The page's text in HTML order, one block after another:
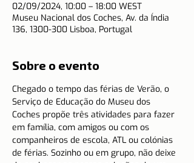
02/09/2024, 10:00 – 18:00 WEST
Museu Nacional dos Coches, Av. da Índia
136, 1300-300 Lisboa, Portugal
Sobre o evento
Chegado o tempo das férias de Verão, o
Serviço de Educação do Museu dos
Coches propõe três atividades para fazer
em família, com amigos ou com os
companheiros de escola, ATL ou colónias
de férias. Sozinho ou em grupo, não deixe